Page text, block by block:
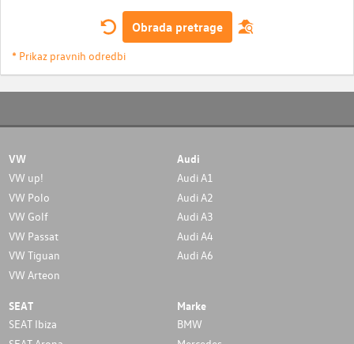
Obrada pretrage
* Prikaz pravnih odredbi
VW
VW up!
VW Polo
VW Golf
VW Passat
VW Tiguan
VW Arteon
Audi
Audi A1
Audi A2
Audi A3
Audi A4
Audi A6
SEAT
SEAT Ibiza
Marke
BMW